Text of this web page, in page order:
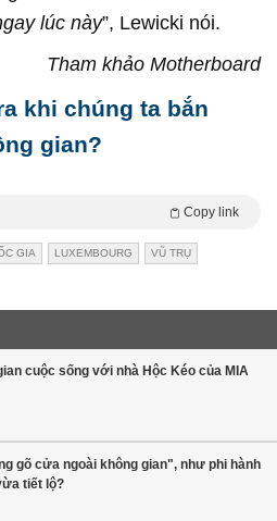
lúc này”, Lewicki nói.
Tham khảo Motherboard
khi chúng ta bắn
gian?
Copy link
GIA LUXEMBOURG VŨ TRỤ
cuộc sống với nhà Hộc Kéo của MIA
gõ cửa ngoài không gian", như phi hành
tiết lộ?